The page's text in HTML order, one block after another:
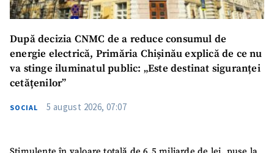
După decizia CNMC de a reduce consumul de
energie electrică, Primăria Chișinău explică de ce nu
va stinge iluminatul public: „Este destinat siguranței
cetățenilor”
SOCIAL 5 august 2026, 07:07